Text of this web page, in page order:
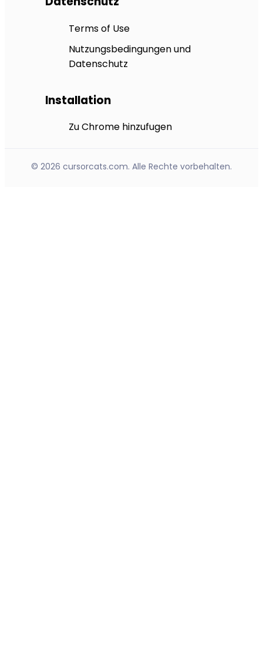
Terms of Use
Nutzungsbedingungen und
Datenschutz
Installation
Zu Chrome hinzufugen
© 2026 cursorcats.com. Alle Rechte vorbehalten.